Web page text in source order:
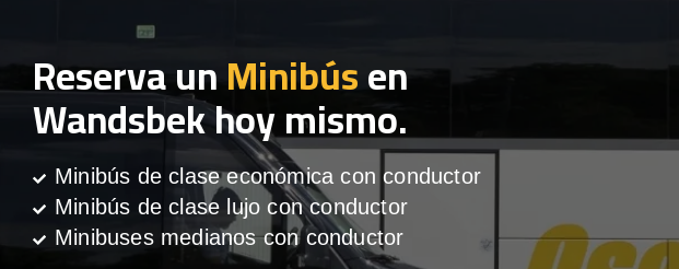
Reserva unMinibúsen
Wandsbek hoy mismo.
Minibús de clase económica con conductor
Minibús de clase lujo con conductor
Minibuses medianos con conductor